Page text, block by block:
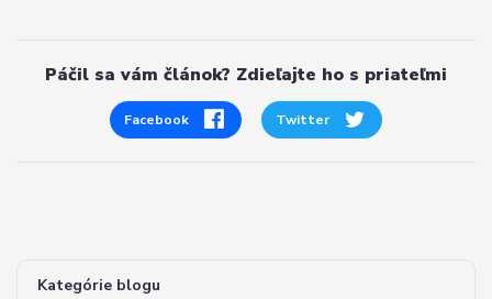
Kategórie blogu
Páčil sa vám článok? Zdieľajte ho s priateľmi
Facebook Twitter